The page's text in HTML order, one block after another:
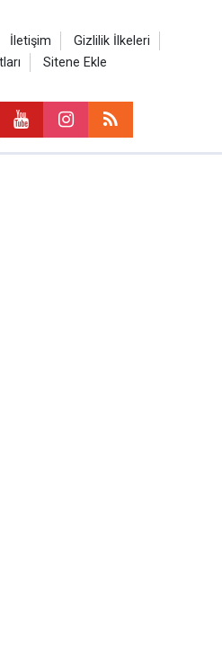
İletişim
Gizlilik İlkeleri
Sitene Ekle